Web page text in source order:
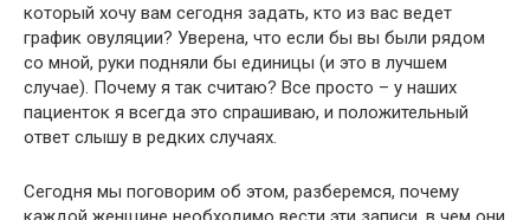
который хочу вам сегодня задать, кто из вас ведет
график овуляции? Уверена, что если бы вы были рядом
со мной, руки подняли бы единицы (и это в лучшем
случае). Почему я так считаю? Все просто – у наших
пациенток я всегда это спрашиваю, и положительный
ответ слышу в редких случаях.
Сегодня мы поговорим об этом, разберемся, почему